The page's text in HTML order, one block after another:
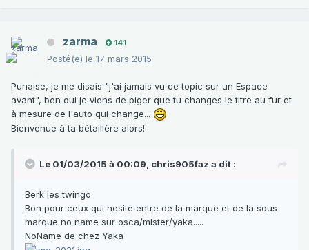
zarma 141
Posté(e) le 17 mars 2015
Punaise, je me disais "j'ai jamais vu ce topic sur un Espace
avant", ben oui je viens de piger que tu changes le titre au fur et
à mesure de l'auto qui change...
Bienvenue à ta bétaillère alors!
Le 01/03/2015 à 00:09, chris905faz a dit :
Berk les twingo
Bon pour ceux qui hesite entre de la marque et de la sous
marque no name sur osca/mister/yaka.....
NoName de chez Yaka